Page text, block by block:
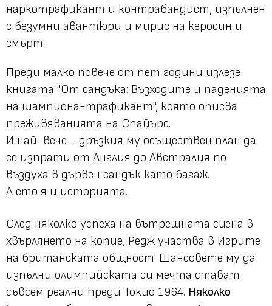
наркотрафикант и контрабандист, изпълнен
с безумни авантюри и мирис на керосин и
смърт.
Преди малко повече от пет години излезе
книгата "От сандъка: Възходите и паденията
на шампиона-трафикант", която описва
преживяванията на Спайърс.
И най-вече - дръзкия му осъществен план да
се изпрати от Англия до Австралия по
въздуха в дървен сандък като багаж.
А ето я и историята.
След няколко успеха на вътрешната сцена в
хвърлянето на копие, Редж участва в Игрите
на британската общност. Шансовете му да
изпълни олимпийската си мечта стават
съвсем реални преди Токио 1964. Няколко